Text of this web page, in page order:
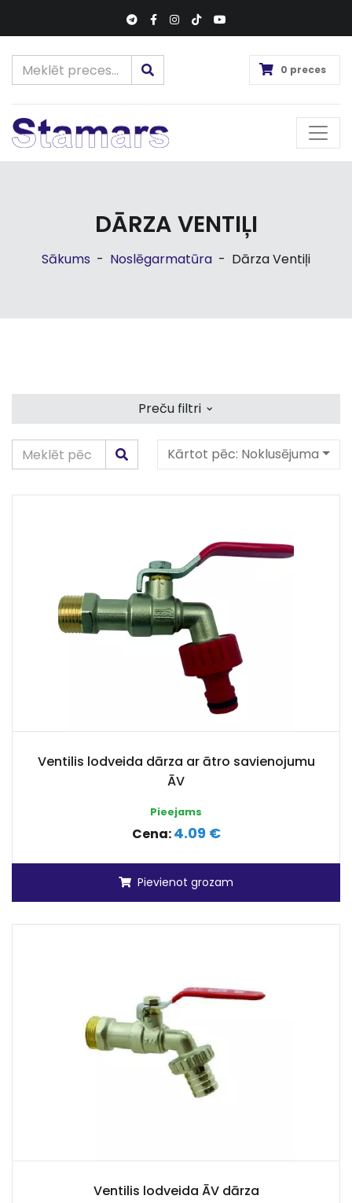
0 preces
DĀRZA VENTIĻI
Sākums - Noslēgarmatūra - Dārza Ventiļi
Preču filtri ⌄
Kārtot pēc: Noklusējuma
Ventilis lodveida dārza ar ātro savienojumu
ĀV
Pieejams
Cena:4.09 €
Pievienot grozam
Ventilis lodveida ĀV dārza